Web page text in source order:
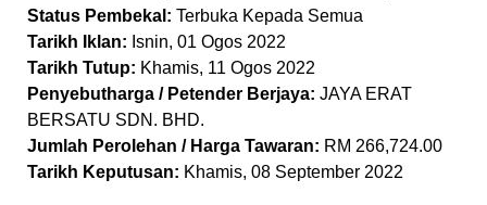
Status Pembekal: Terbuka Kepada Semua
Tarikh Iklan: Isnin, 01 Ogos 2022
Tarikh Tutup: Khamis, 11 Ogos 2022
Penyebutharga / Petender Berjaya: JAYA ERAT
BERSATU SDN. BHD.
Jumlah Perolehan / Harga Tawaran: RM 266,724.00
Tarikh Keputusan: Khamis, 08 September 2022